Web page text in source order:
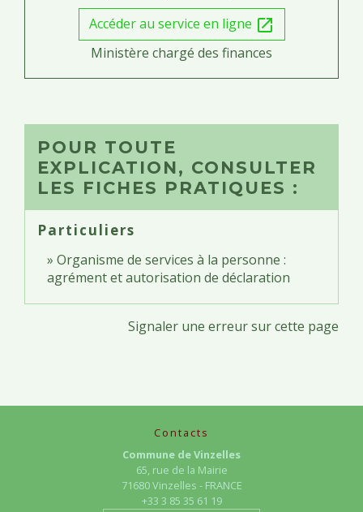
Accéder au service en ligne open_in_new
Ministère chargé des finances
POUR TOUTE
EXPLICATION, CONSULTER
LES FICHES PRATIQUES :
Particuliers
Organisme de services à la personne :
agrément et autorisation de déclaration
Signaler une erreur sur cette page
Contacts
Commune de Vinzelles
65, rue de la Mairie
71680 Vinzelles - FRANCE
+33 3 85 35 61 19